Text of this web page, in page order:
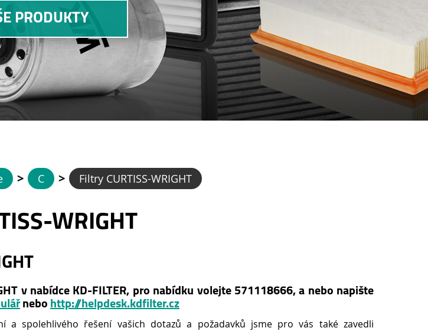
PRODUKTY
> C > Filtry CURTISS-WRIGHT
WRIGHT
v nabídce KD-FILTER, pro nabídku volejte 571118666, a nebo napište
nebo http://helpdesk.kdfilter.cz
a spolehlivého řešení vašich dotazů a požadavků jsme pro vás také zavedli